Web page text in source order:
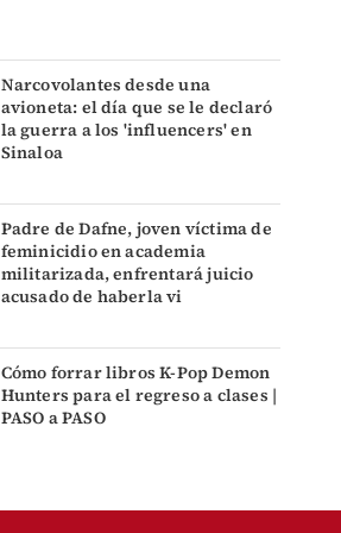
Narcovolantes desde una
avioneta: el día que se le declaró
la guerra a los 'influencers' en
Sinaloa
Padre de Dafne, joven víctima de
feminicidio en academia
militarizada, enfrentará juicio
acusado de haberla vi
Cómo forrar libros K-Pop Demon
Hunters para el regreso a clases |
PASO a PASO